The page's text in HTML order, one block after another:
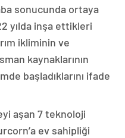
sonucunda ortaya
yılda inşa ettikleri
ikliminin ve
kaynaklarının
başladıklarını ifade
aşan 7 teknoloji
ev sahipliği